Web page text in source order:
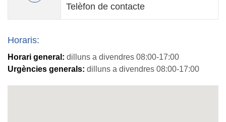
Telèfon de contacte
Horaris:
Horari general: dilluns a divendres 08:00-17:00
Urgències generals: dilluns a divendres 08:00-17:00